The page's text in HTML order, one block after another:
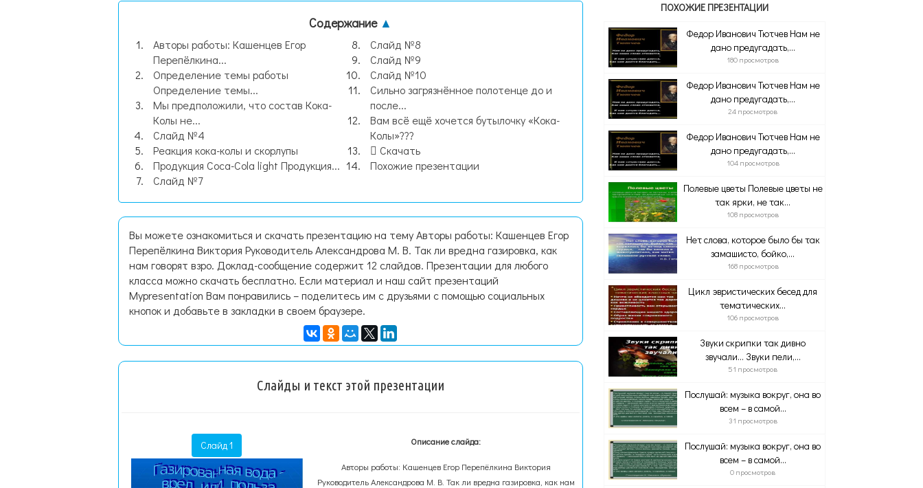
Содержание ▲
Авторы работы: Кашенцев Егор
Перепёлкина...
Определение темы работы
Определение темы...
Мы предположили, что состав Кока-
Колы не...
Слайд №4
Реакция кока-колы и скорлупы
Продукция Coca-Cola light Продукция...
Слайд №7
Слайд №8
Слайд №9
Слайд №10
Сильно загрязнённое полотенце до и
после...
Вам всё ещё хочется бутылочку «Кока-
Колы»???
Скачать
Похожие презентации
Вы можете ознакомиться и скачать презентацию на тему Авторы работы: Кашенцев Егор
Перепёлкина Виктория Руководитель Александрова М. В. Так ли вредна газировка, как
нам говорят взро. Доклад-сообщение содержит 12 слайдов. Презентации для любого
класса можно скачать бесплатно. Если материал и наш сайт презентаций
Mypresentation Вам понравились – поделитесь им с друзьями с помощью социальных
кнопок и добавьте в закладки в своем браузере.
Слайды и текст этой презентации
Слайд 1 Описание слайда:
Авторы работы: Кашенцев Егор Перепёлкина Виктория
Руководитель Александрова М. В. Так ли вредна газировка, как нам
ПОХОЖИЕ ПРЕЗЕНТАЦИИ
Федор Иванович Тютчев Нам не
дано предугадать,...
180 просмотров
Федор Иванович Тютчев Нам не
дано предугадать,...
24 просмотров
Федор Иванович Тютчев Нам не
дано предугадать,...
104 просмотров
Полевые цветы Полевые цветы не
так ярки, не так...
108 просмотров
Нет слова, которое было бы так
замашисто, бойко,...
168 просмотров
Цикл эвристических бесед для
тематических...
106 просмотров
Звуки скрипки так дивно
звучали… Звуки пели,...
51 просмотров
Послушай: музыка вокруг, она во
всем – в самой...
31 просмотров
Послушай: музыка вокруг, она во
всем – в самой...
0 просмотров